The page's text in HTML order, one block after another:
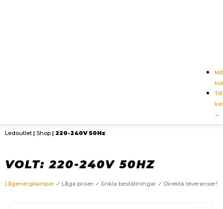
Till
→
Ledoutlet | Shop | 220-240V 50Hz
VOLT: 220-240V 50HZ
Lågenergilampor ✓ Låga priser ✓ Enkla beställningar ✓ Direkta leveranser!